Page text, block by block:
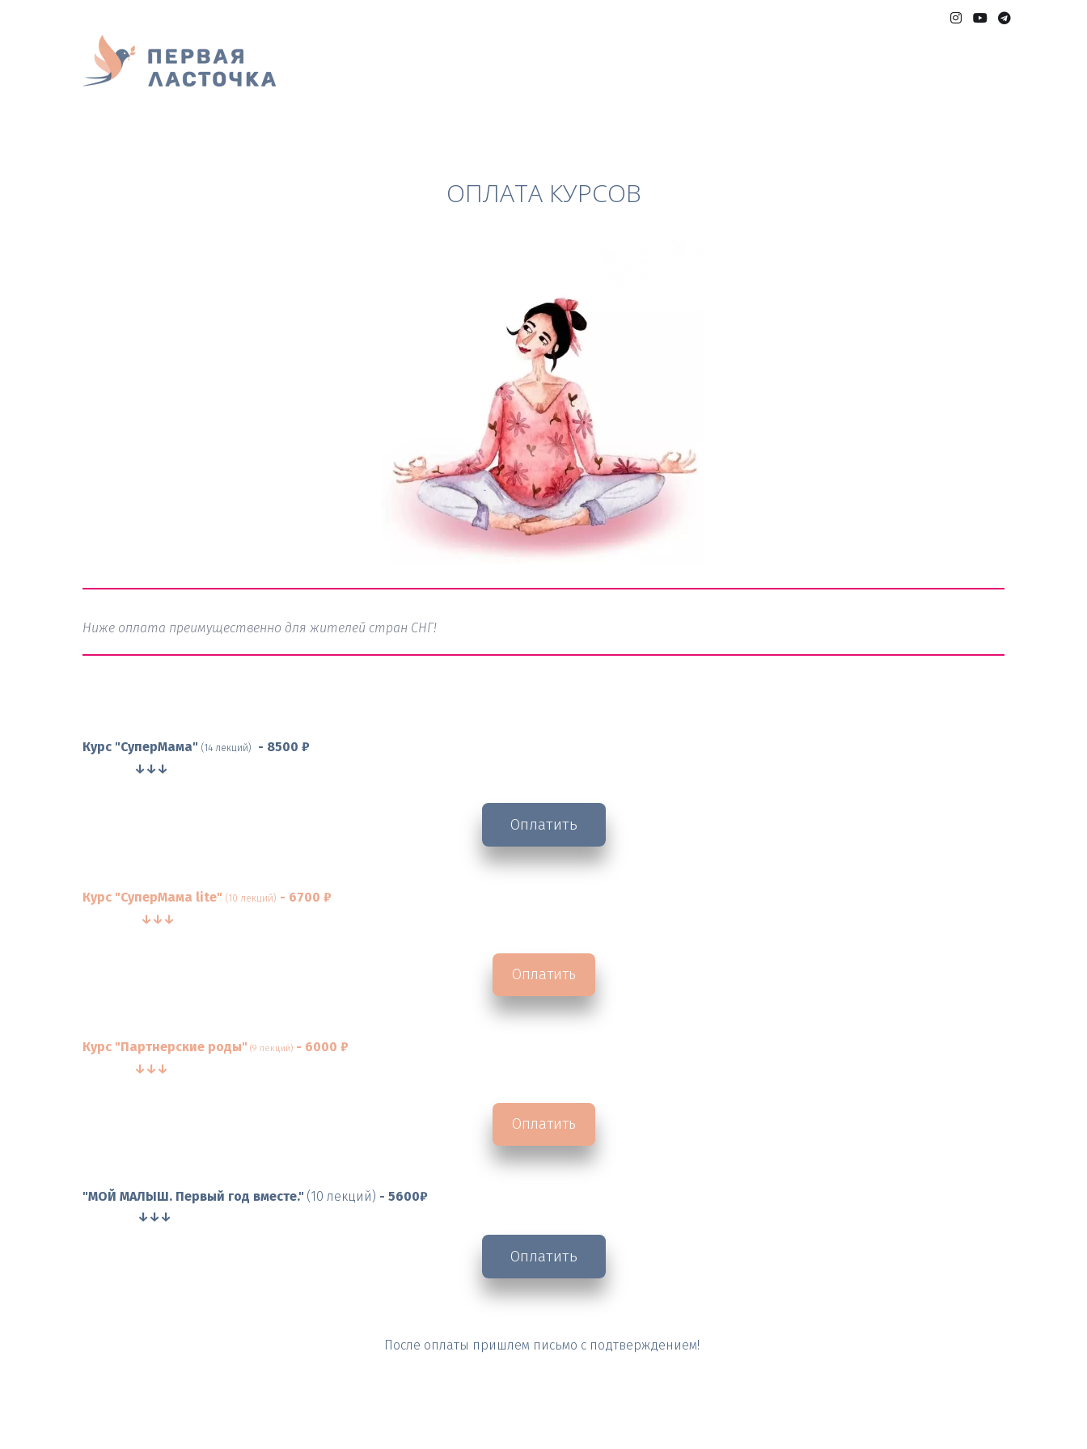
ОПЛАТА КУРСОВ
Ниже оплата преимущественно для жителей стран СНГ!
Курс "СуперМама" (14 лекций)
  - 8500 ₽
                ↓↓↓
Оплатить
Курс "СуперМама lite" (10 лекций) - 6700 ₽
                  ↓↓↓
Оплатить
Курс "Партнерские роды" (9 лекций) - 6000 ₽
                ↓↓↓
Оплатить
"МОЙ МАЛЫШ. Первый год вместе." (10 лекций) - 5600₽
                 ↓↓↓
Оплатить
После оплаты пришлем письмо с подтверждением!